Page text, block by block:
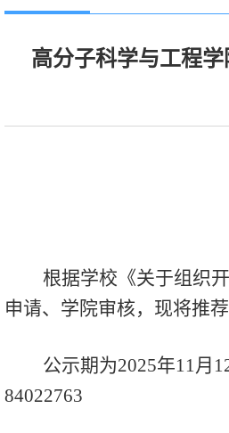
高分子科学与工程
根据学校《关于组织
申请、学院审核，现将推
公示期为2025年11月
84022763